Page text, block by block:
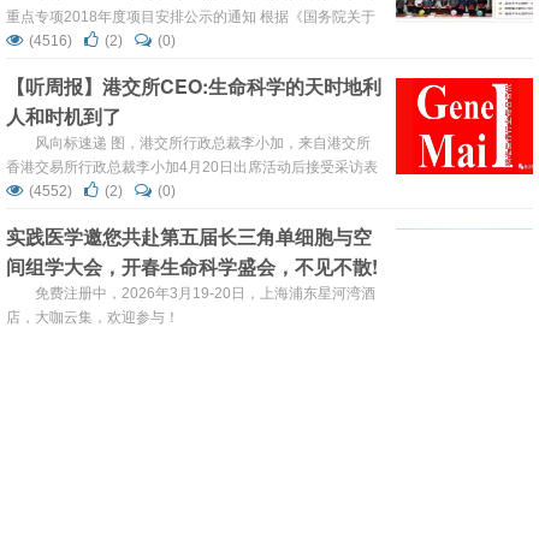
重点专项2018年度项目安排公示的通知 根据《国务院关于
改进加强中央财政科研项目和资金管理的若干意见》（国发
项、基金等）管理改革方案的通知》（国发[2014]64号）、
《科技部、财政部关于印发<国家重点研...
(4516) (2) (0)
【听周报】港交所CEO:生命科学的天时地利
人和时机到了
风向标速递 图，港交所行政总裁李小加，来自港交所
香港交易所行政总裁李小加4月20日出席活动后接受采访表
示，港交所4月24日关市后，会正式公布整体改革和新规
备排队赴港上市。他坦言，“对今天生物科技、生命科学领
域来说，我们觉...
(4552) (2) (0)
实践医学邀您共赴第五届长三角单细胞与空
间组学大会，开春生命科学盛会，不见不散!
免费注册中，2026年3月19-20日，上海浦东星河湾酒
店，大咖云集，欢迎参与！